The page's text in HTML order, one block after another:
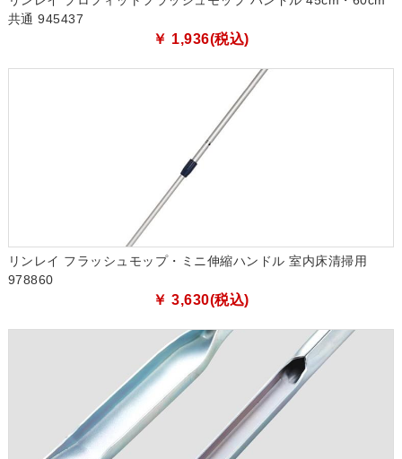
共通 945437
￥ 1,936(税込)
リンレイ フラッシュモップ・ミニ伸縮ハンドル 室内床清掃用
978860
￥ 3,630(税込)